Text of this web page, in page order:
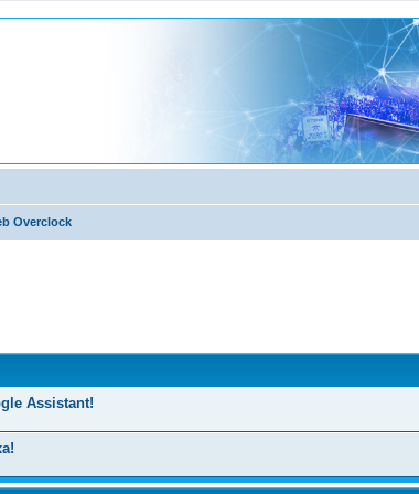
Overclock
Assistant!